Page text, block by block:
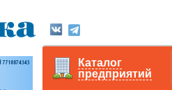
Каталог
предприятий